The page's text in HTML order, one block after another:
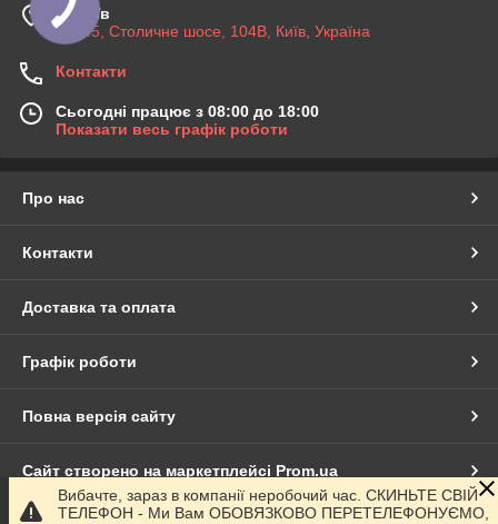
м. Київ
03045, Столичне шосе, 104B, Київ, Україна
Контакти
Сьогодні працює з 08:00 до 18:00
Показати весь графік роботи
Про нас
Контакти
Доставка та оплата
Графік роботи
Повна версія сайту
Сайт створено на маркетплейсі Prom.ua
Вибачте, зараз в компанії неробочий час. СКИНЬТЕ СВІЙ
ТЕЛЕФОН - Ми Вам ОБОВЯЗКОВО ПЕРЕТЕЛЕФОНУЄМО,